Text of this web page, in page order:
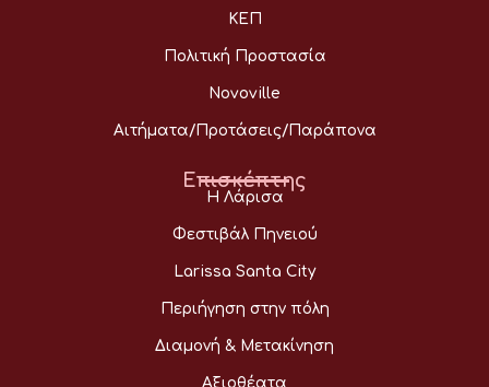
ΚΕΠ
Πολιτική Προστασία
Novoville
Αιτήματα/Προτάσεις/Παράπονα
Επισκέπτης
Η Λάρισα
Φεστιβάλ Πηνειού
Larissa Santa City
Περιήγηση στην πόλη
Διαμονή & Μετακίνηση
Αξιοθέατα